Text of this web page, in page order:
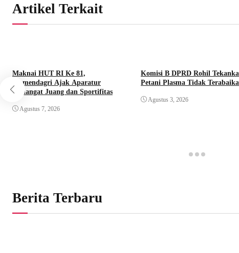
Artikel Terkait
Maknai HUT RI Ke 81,
Wamendagri Ajak Aparatur
Semangat Juang dan Sportifitas
Agustus 7, 2026
Komisi B DPRD Rohil
Petani Plasma Tidak
Agustus 3, 2026
Berita Terbaru